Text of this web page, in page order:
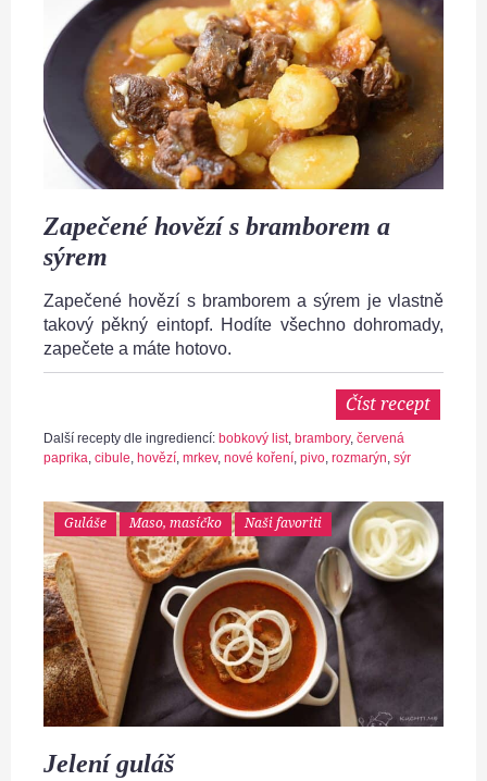
Zapečené hovězí s bramborem a
sýrem
Zapečené hovězí s bramborem a sýrem je vlastně
takový pěkný eintopf. Hodíte všechno dohromady,
zapečete a máte hotovo.
Číst recept
Další recepty dle ingrediencí: bobkový list, brambory, červená
paprika, cibule, hovězí, mrkev, nové koření, pivo, rozmarýn, sýr
Guláše Maso, masíčko Naši favoriti
Jelení guláš